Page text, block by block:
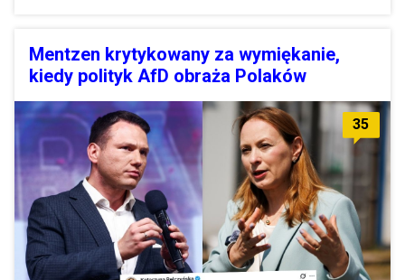
Mentzen krytykowany za wymiękanie,
kiedy polityk AfD obraża Polaków
35